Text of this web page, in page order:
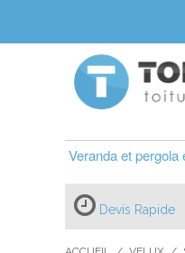
Veranda et pergola
Devis Rapide